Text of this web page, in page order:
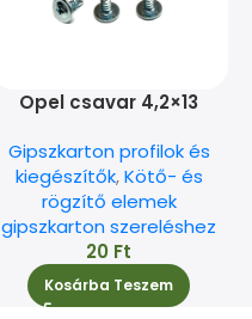
Opel csavar 4,2×13
Gipszkarton profilok és
kiegészítők,Kötő- és
rögzítő elemek
gipszkarton szereléshez
20 Ft
Kosárba Teszem